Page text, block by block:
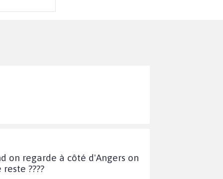
on regarde à côté d'Angers on
????